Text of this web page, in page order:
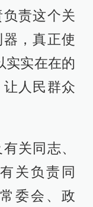
责这个关
，真正使
实实在在的
人民群众
关同志、
关负责同
委会、政